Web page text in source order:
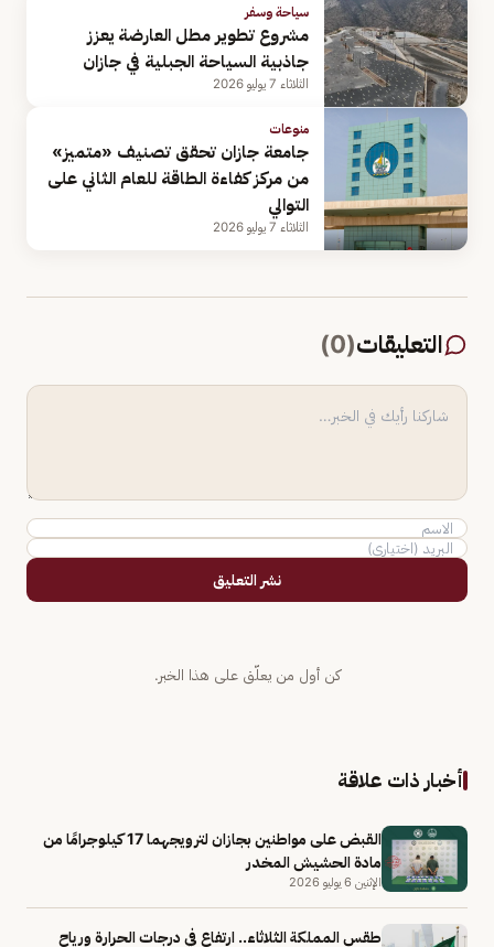
سياحة وسفر
مشروع تطوير مطل العارضة يعزز
جاذبية السياحة الجبلية في جازان
الثلاثاء 7 يوليو 2026
منوعات
جامعة جازان تحقق تصنيف «متميز»
من مركز كفاءة الطاقة للعام الثاني على
التوالي
الثلاثاء 7 يوليو 2026
التعليقات(
0
)
نشر التعليق
كن أول من يعلّق على هذا الخبر.
أخبار ذات علاقة
القبض على مواطنين بجازان لترويجهما 17 كيلوجرامًا من
مادة الحشيش المخدر
الإثنين 6 يوليو 2026
طقس المملكة الثلاثاء.. ارتفاع في درجات الحرارة ورياح